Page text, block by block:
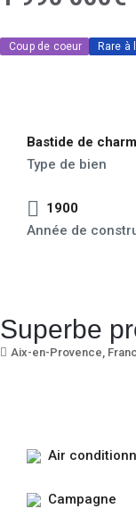
Coup de coeur Rare à
Bastide de
Type de bien
1900
Année de
Superbe
Aix-en-Provence,
Air
Campagne